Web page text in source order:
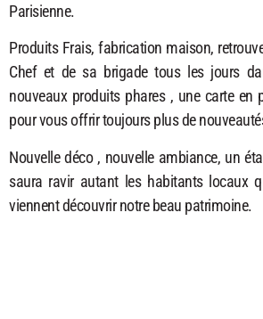
Parisienne.
Produits Frais, fabrication maison,
Chef et de sa brigade tous les jours
nouveaux produits phares , une carte en
pour vous offrir toujours plus de
Nouvelle déco , nouvelle ambiance, un
saura ravir autant les habitants locaux
viennent découvrir notre beau patrimoine.